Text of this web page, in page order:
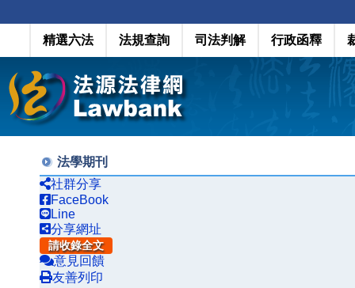
精選六法 法規查詢 司法判解 行政函釋
法學期刊
社群分享
FaceBook
Line
分享網址
請收錄全文
意見回饋
友善列印